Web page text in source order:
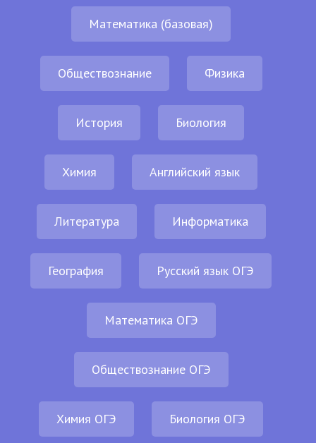
Математика (базовая)
Обществознание Физика
История Биология
Химия Английский язык
Литература Информатика
География Русский язык ОГЭ
Математика ОГЭ
Обществознание ОГЭ
Химия ОГЭ Биология ОГЭ